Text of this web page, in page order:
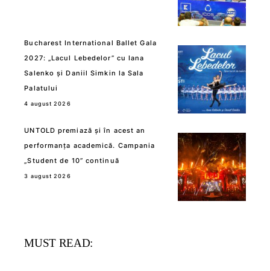
Bucharest International Ballet Gala
2027: „Lacul Lebedelor” cu Iana
Salenko și Daniil Simkin la Sala
Palatului
4 august 2026
UNTOLD premiază și în acest an
performanța academică. Campania
„Student de 10” continuă
3 august 2026
MUST READ: